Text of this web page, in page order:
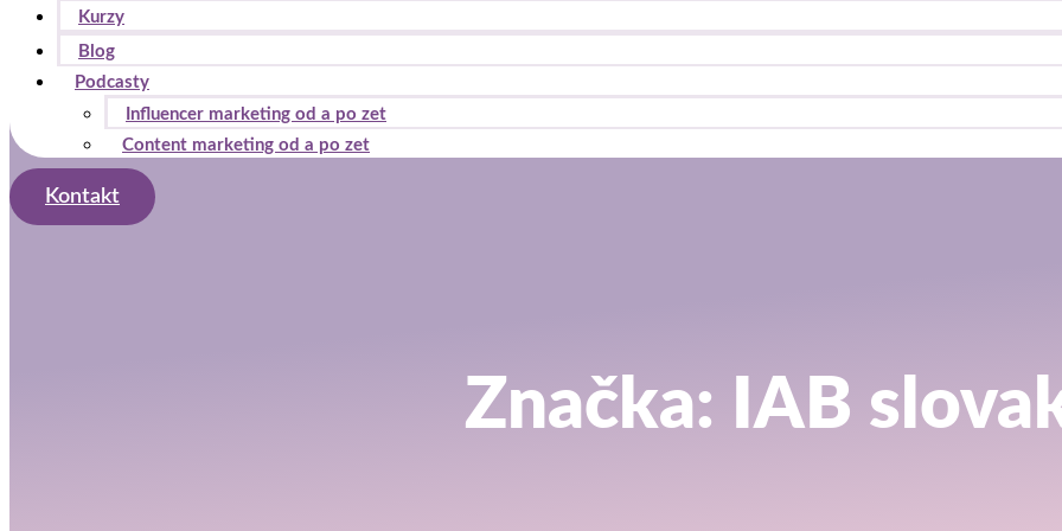
Kurzy
Blog
Podcasty
Influencer marketing od a po zet
Content marketing od a po zet
Kontakt
Značka: IAB